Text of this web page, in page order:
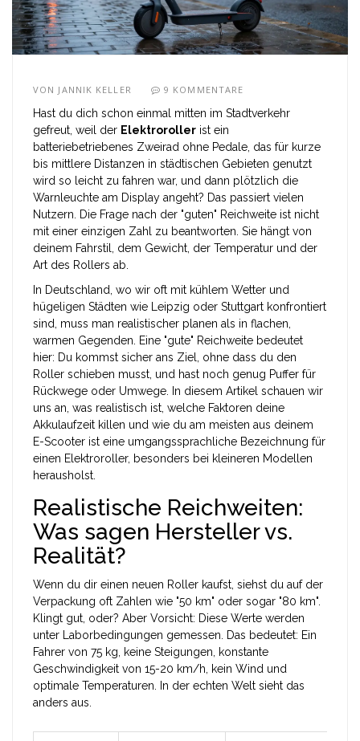
VON JANNIK KELLER 9 KOMMENTARE
Hast du dich schon einmal mitten im Stadtverkehr
gefreut, weil der Elektroroller ist ein
batteriebetriebenes Zweirad ohne Pedale, das für kurze
bis mittlere Distanzen in städtischen Gebieten genutzt
wird so leicht zu fahren war, und dann plötzlich die
Warnleuchte am Display angeht? Das passiert vielen
Nutzern. Die Frage nach der "guten" Reichweite ist nicht
mit einer einzigen Zahl zu beantworten. Sie hängt von
deinem Fahrstil, dem Gewicht, der Temperatur und der
Art des Rollers ab.
In Deutschland, wo wir oft mit kühlem Wetter und
hügeligen Städten wie Leipzig oder Stuttgart konfrontiert
sind, muss man realistischer planen als in flachen,
warmen Gegenden. Eine "gute" Reichweite bedeutet
hier: Du kommst sicher ans Ziel, ohne dass du den
Roller schieben musst, und hast noch genug Puffer für
Rückwege oder Umwege. In diesem Artikel schauen wir
uns an, was realistisch ist, welche Faktoren deine
Akkulaufzeit killen und wie du am meisten aus deinem
E-Scooter ist eine umgangssprachliche Bezeichnung für
einen Elektroroller, besonders bei kleineren Modellen
herausholst.
Realistische Reichweiten:
Was sagen Hersteller vs.
Realität?
Wenn du dir einen neuen Roller kaufst, siehst du auf der
Verpackung oft Zahlen wie "50 km" oder sogar "80 km".
Klingt gut, oder? Aber Vorsicht: Diese Werte werden
unter Laborbedingungen gemessen. Das bedeutet: Ein
Fahrer von 75 kg, keine Steigungen, konstante
Geschwindigkeit von 15-20 km/h, kein Wind und
optimale Temperaturen. In der echten Welt sieht das
anders aus.